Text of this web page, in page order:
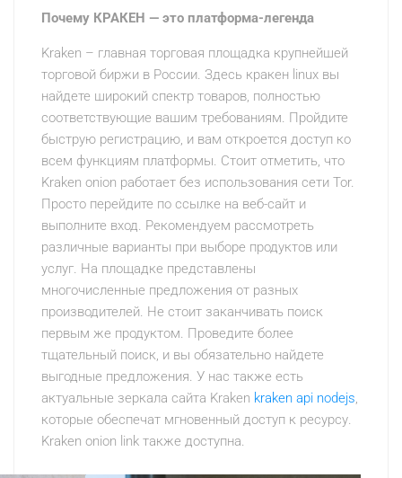
Почему КРАКЕН — это платформа-легенда
Kraken – главная торговая площадка крупнейшей
торговой биржи в России. Здесь кракен linux вы
найдете широкий спектр товаров, полностью
соответствующие вашим требованиям. Пройдите
быструю регистрацию, и вам откроется доступ ко
всем функциям платформы. Стоит отметить, что
Kraken onion работает без использования сети Tor.
Просто перейдите по ссылке на веб-сайт и
выполните вход. Рекомендуем рассмотреть
различные варианты при выборе продуктов или
услуг. На площадке представлены
многочисленные предложения от разных
производителей. Не стоит заканчивать поиск
первым же продуктом. Проведите более
тщательный поиск, и вы обязательно найдете
выгодные предложения. У нас также есть
актуальные зеркала сайта Kraken kraken api nodejs,
которые обеспечат мгновенный доступ к ресурсу.
Kraken onion link также доступна.